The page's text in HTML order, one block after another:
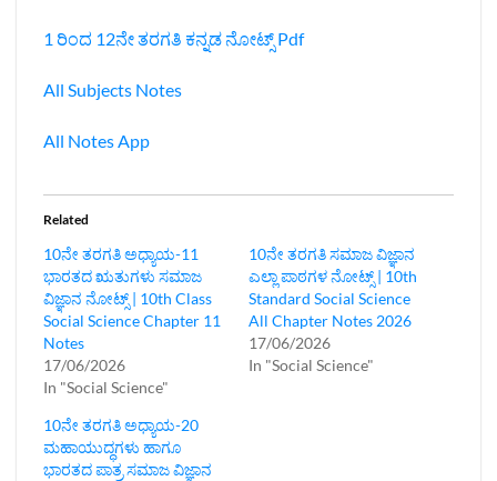
1 ರಿಂದ 12ನೇ ತರಗತಿ ಕನ್ನಡ ನೋಟ್ಸ್‌ Pdf
All Subjects Notes
All Notes App
Related
10ನೇ ತರಗತಿ ಅಧ್ಯಾಯ-11
ಭಾರತದ ಋತುಗಳು ಸಮಾಜ
ವಿಜ್ಞಾನ ನೋಟ್ಸ್‌ | 10th Class
Social Science Chapter 11
Notes
17/06/2026
In "Social Science"
10ನೇ ತರಗತಿ ಸಮಾಜ ವಿಜ್ಞಾನ‌
ಎಲ್ಲಾ ಪಾಠಗಳ ನೋಟ್ಸ್ | 10th
Standard Social Science
All Chapter Notes 2026
17/06/2026
In "Social Science"
10ನೇ ತರಗತಿ ಅಧ್ಯಾಯ-20
ಮಹಾಯುದ್ಧಗಳು ಹಾಗೂ
ಭಾರತದ ಪಾತ್ರ ಸಮಾಜ ವಿಜ್ಞಾನ